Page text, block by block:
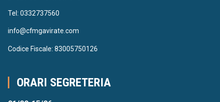
Tel: 0332737560
info@cfmgavirate.com
Codice Fiscale: 83005750126
ORARI SEGRETERIA